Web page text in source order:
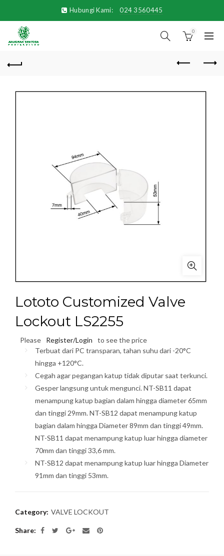
Hubungi Kami: 024 3560445
0
Lototo Customized Valve
Lockout LS2255
Please Register/Login
to see the price
Terbuat dari PC transparan, tahan suhu dari -20°C
hingga +120°C.
Cegah agar pegangan katup tidak diputar saat terkunci.
Gesper langsung untuk mengunci. NT-SB11 dapat
menampung katup bagian dalam hingga diameter 65mm
dan tinggi 29mm. NT-SB12 dapat menampung katup
bagian dalam hingga Diameter 89mm dan tinggi 49mm.
NT-SB11 dapat menampung katup luar hingga diameter
70mm dan tinggi 33,6 mm.
NT-SB12 dapat menampung katup luar hingga Diameter
91mm dan tinggi 53mm.
Category: VALVE LOCKOUT
Share